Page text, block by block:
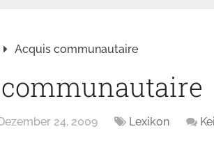
Acquis communautaire
24, 2009 Lexikon